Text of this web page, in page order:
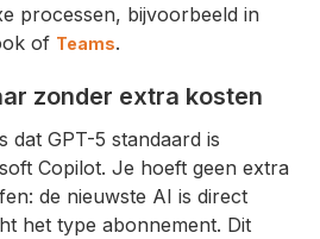
processen, bijvoorbeeld in
of Teams.
zonder extra kosten
dat GPT-5 standaard is
Copilot. Je hoeft geen extra
de nieuwste AI is direct
het type abonnement. Dit